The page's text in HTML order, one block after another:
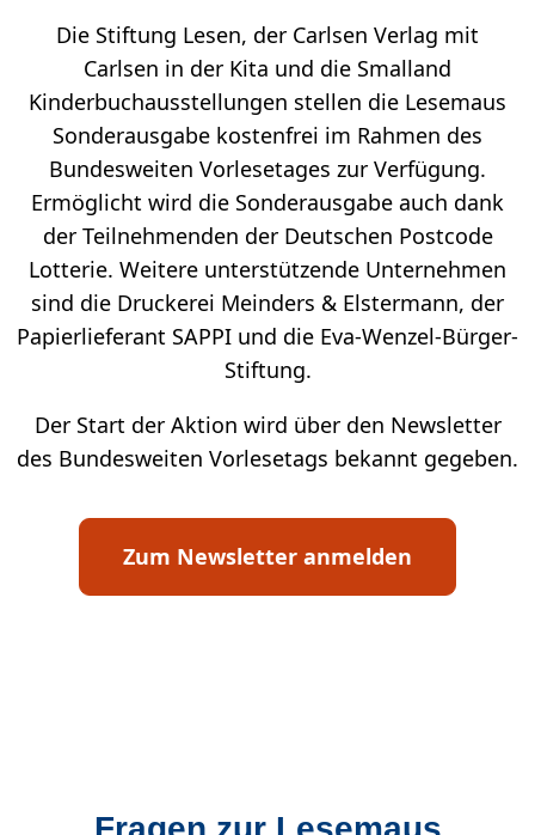
Die Stiftung Lesen, der Carlsen Verlag mit
Carlsen in der Kita und die Smalland
Kinderbuchausstellungen stellen die Lesemaus
Sonderausgabe kostenfrei im Rahmen des
Bundesweiten Vorlesetages zur Verfügung.
Ermöglicht wird die Sonderausgabe auch dank
der Teilnehmenden der Deutschen Postcode
Lotterie. Weitere unterstützende Unternehmen
sind die Druckerei Meinders & Elstermann, der
Papierlieferant SAPPI und die Eva-Wenzel-Bürger-
Stiftung.
Der Start der Aktion wird über den Newsletter
des Bundesweiten Vorlesetags bekannt gegeben.
Zum Newsletter anmelden